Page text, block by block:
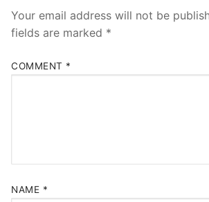
Your email address will not be
fields are marked *
COMMENT *
NAME *